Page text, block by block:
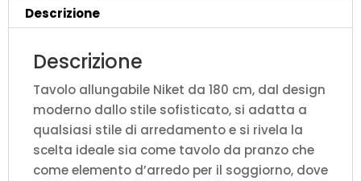
Descrizione
Descrizione
Tavolo allungabile Niket da 180 cm, dal design
moderno dallo stile sofisticato, si adatta a
qualsiasi stile di arredamento e si rivela la
scelta ideale sia come tavolo da pranzo che
come elemento d’arredo per il soggiorno, dove